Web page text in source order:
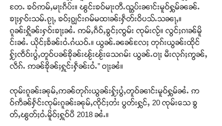
တႄႉ ၶဝ်ဢမ်ႇမႃးၵဵပ်း။ ၽွင်းၶဝ်မႃးတီႉၺွပ်းၼၢင်းမူဝ်ႁွမ်ၼၼ်ႉ
ၶႃႈႁဝ်းသမ်ႉၵႂႃႇ ၶဝ်ႈၵျွင်းၵမ်မထၢၼ်းႁဵတ်းဝိပသ်ႉသၼႃႇ။
ၵူၼ်းႁိူၼ်းႁဝ်းၶႃႈၼႆႉ ဢမ်ႇၵဵဝ်ႇၶွင်ႈၸွမ်း ၸုမ်းလႂ်။ လွင်ႈၵၢၼ်မိူ
င်းၼႆႉ ယိုင်ႈၶႅၼ်းဝႆႉၵႆယဝ်ႉ။ ယွၼ်ႉၼၼ်လႄႈ တုၵ်းယွၼ်းထိုင်
ႁႂ်ႈၸဵဝ်းပွႆႇတူဝ်ပၼ်ၶိုၼ်းၽႂ်းၽႂ်းသေၵမ်း ယွၼ်ႉဝႃႈ မီးလုၵ်ႈဢွၼ်ႇ
လဵၵ်ႉ ဢၼ်ၶိုၼ်ႈႁူင်းႁဵၼ်းဝႆႉ” ဝႃႈၼႆ။
ၸုမ်းၵူၼ်းၼုမ်ႇဢၼ်တုၵ်းယွၼ်းႁႂ်ႈပွႆႇတူဝ်ၼၢင်းမူဝ်ႁွမ်ၼႆႉ ဢ
ဝ်ဢဵၼ်ႁႅင်းၸုမ်းၵူၼ်းၼုမ်ႇၸိုင်ႈတႆး ပွတ်းႁွင်ႇ 20 ၸုမ်းသေ ၶွ
တ်ႇၽွတ်ႈဝႆႉမိူဝ်ႈႁူဝ်ပီ 2018 ၼႆႉ။